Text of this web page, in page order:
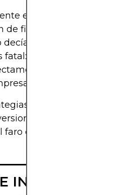
eligen Dorsey Asset
firmeza sin florituras y
Winston Churchill,
fatal: es el coraje para
la visión a largo
coherentes y
Dorsey Asset
de tus futuros
INTERESAR